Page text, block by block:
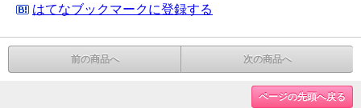
はてなブックマークに登録する
前の商品へ 次の商品へ
ページの先頭へ戻る